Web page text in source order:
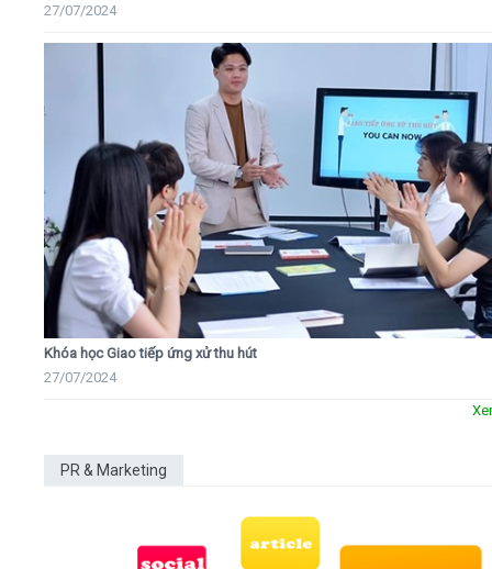
27/07/2024
Khóa học Giao tiếp ứng xử thu hút
27/07/2024
PR & Marketing